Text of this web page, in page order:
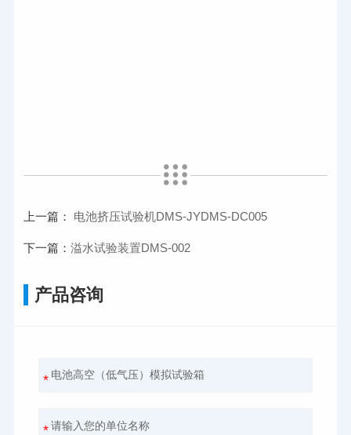
上一篇： 电池挤压试验机DMS-JYDMS-DC005
下一篇：溢水试验装置DMS-002
产品咨询